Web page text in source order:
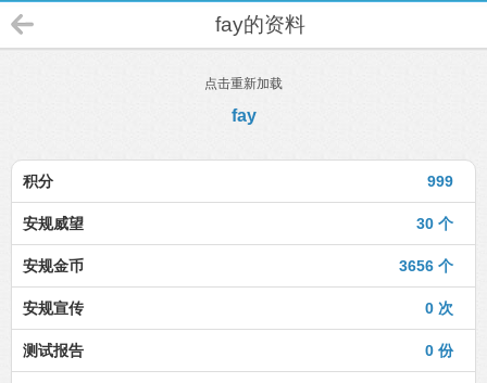
fay的资料
点击重新加载
fay
999
积分
30 个
安规威望
3656 个
安规金币
0 次
安规宣传
0 份
测试报告